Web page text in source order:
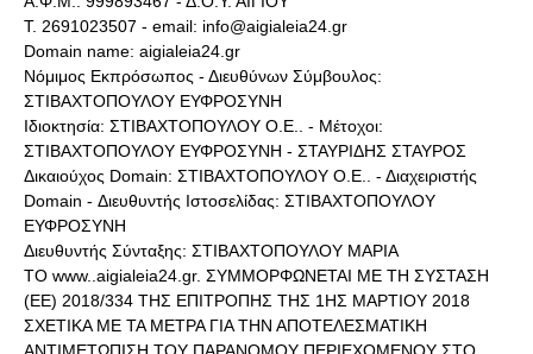
Τ. 2691023507 - email: info@aigialeia24.gr
Domain name: aigialeia24.gr
Νόμιμος Εκπρόσωπος - Διευθύνων Σύμβουλος:
ΣΤΙΒΑΧΤΟΠΟΥΛΟΥ ΕΥΦΡΟΣΥΝΗ
Ιδιοκτησία: ΣΤΙΒΑΧΤΟΠΟΥΛΟΥ Ο.Ε.. - Μέτοχοι:
ΣΤΙΒΑΧΤΟΠΟΥΛΟΥ ΕΥΦΡΟΣΥΝΗ - ΣΤΑΥΡΙΔΗΣ ΣΤΑΥΡΟΣ
Δικαιούχος Domain: ΣΤΙΒΑΧΤΟΠΟΥΛΟΥ Ο.Ε.. - Διαχειριστής
Domain - Διευθυντής Ιστοσελίδας: ΣΤΙΒΑΧΤΟΠΟΥΛΟΥ
ΕΥΦΡΟΣΥΝΗ
Διευθυντής Σύνταξης: ΣΤΙΒΑΧΤΟΠΟΥΛΟΥ ΜΑΡΙΑ
ΤΟ www..aigialeia24.gr. ΣΥΜΜΟΡΦΩΝΕΤΑΙ ΜΕ ΤΗ ΣΥΣΤΑΣΗ
(ΕΕ) 2018/334 ΤΗΣ ΕΠΙΤΡΟΠΗΣ ΤΗΣ 1ΗΣ ΜΑΡΤΙΟΥ 2018
ΣΧΕΤΙΚΑ ΜΕ ΤΑ ΜΕΤΡΑ ΓΙΑ ΤΗΝ ΑΠΟΤΕΛΕΣΜΑΤΙΚΗ